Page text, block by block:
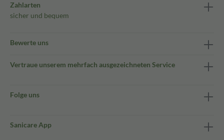
Zahlarten
sicher und bequem
Bewerte uns
Vertraue unserem mehrfach ausgezeichneten Service
Folge uns
Sanicare App